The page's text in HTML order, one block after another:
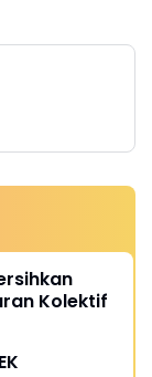
Kolektif